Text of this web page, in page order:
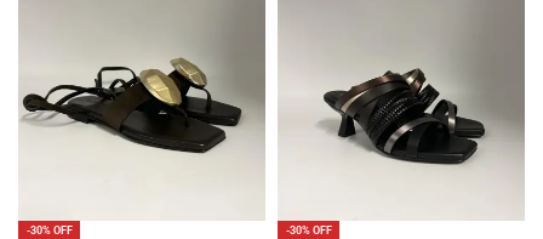
-30% OFF -30% OFF